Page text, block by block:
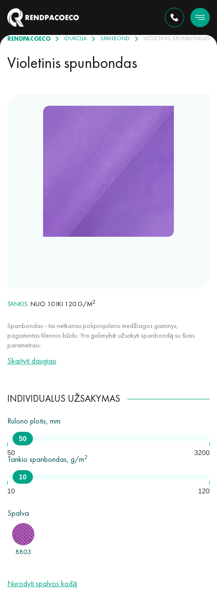
RENDPACOECO PRODUKCIJA SPANBOND VIOLETINIS SPUNBONDAS
Violetinis spunbondas
TANKIS NUO 10 IKI 120 G/M2
Spanbondas - tai netkanas polipropileno medžiagos gaminys,
pagamintas filerinio būdu. Yra galimybė užsakyti spanbondą su šiais
parametrais:
bet kokia spalva iš mūsų paletės (daugiau nei 30 spalvų);
audinio plotis nuo 50 mm iki 3200 mm;
Papildomai yra galimybė individualiai pjaustyti audinį nuo 50 mm iki 3200
mm.
Pagrindinės spanbondo naudojimo sritys yra medicina, baldų gamyba,
žemės ūkis, pramonė, statyba, higienos priemonės ir kt.
Minimalus užsakymas - 10 ritinių.
Skaityti daugiau
INDIVIDUALUS UŽSAKYMAS
Rulono plotis, mm
50
50
3200
Tankio spanbondas, g/m2
10
10
120
Spalva
8803
Nurodyti spalvos kodą